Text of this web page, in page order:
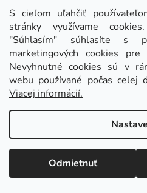
S cieľom uľahčiť
stránky využívame
"Súhlasím" súhlasíte s
marketingových cookies
Nevyhnutné cookies sú v
webu používané počas celej
Viacej informácií.
Odmietnuť
Rotor pre BOSCH GWS
9-115 GWS 9-125
GWS 880
Kód:21-063